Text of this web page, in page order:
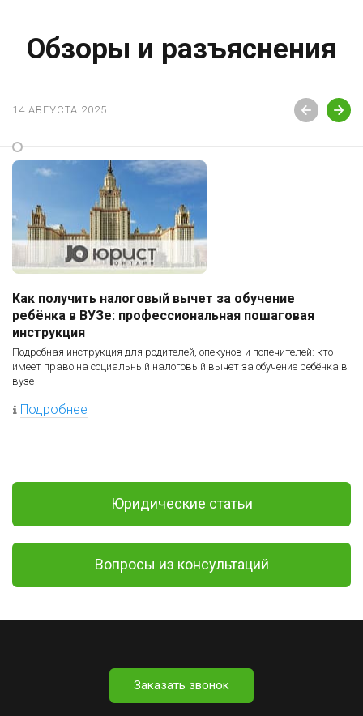
Обзоры и разъяснения
14 АВГУСТА 2025
Как получить налоговый вычет за обучение
ребёнка в ВУЗе: профессиональная пошаговая
инструкция
Подробная инструкция для родителей, опекунов и попечителей: кто
имеет право на социальный налоговый вычет за обучение ребёнка в
вузе
Подробнее
Юридические статьи
Вопросы из консультаций
Заказать звонок